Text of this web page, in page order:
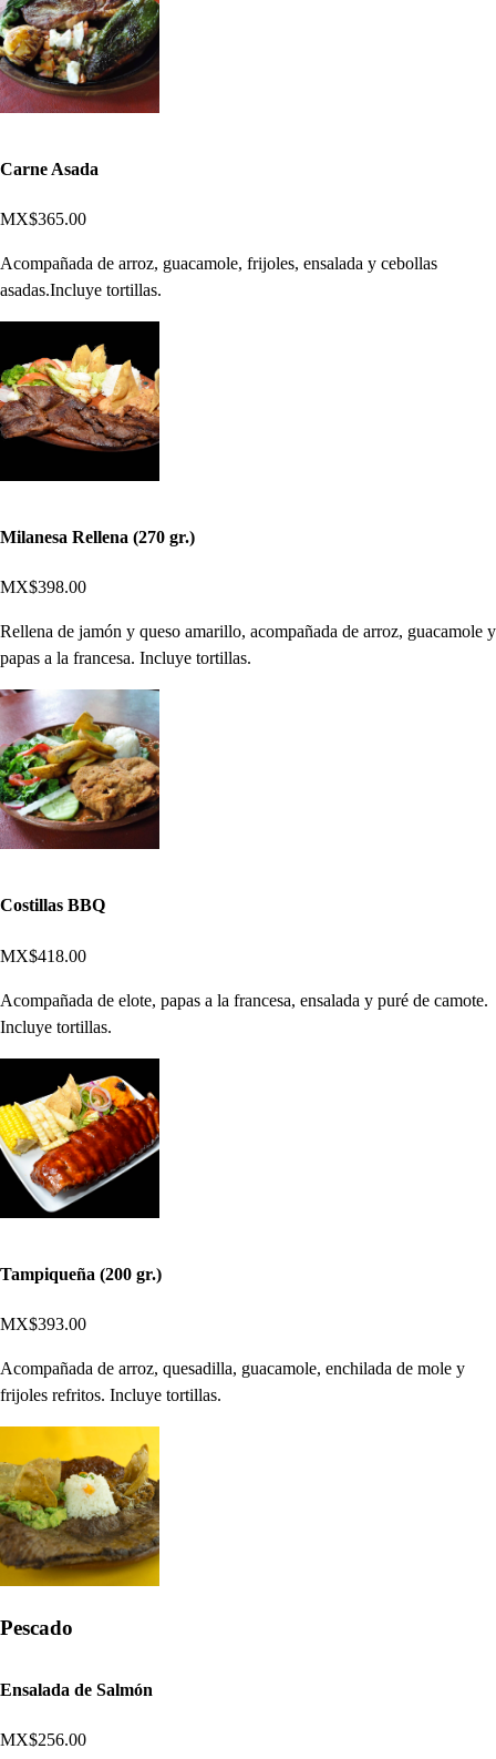
Carne Asada
MX$365.00
Acompañada de arroz, guacamole, frijoles, ensalada y cebollas
asadas.Incluye tortillas.
Milanesa Rellena (270 gr.)
MX$398.00
Rellena de jamón y queso amarillo, acompañada de arroz, guacamole y
papas a la francesa. Incluye tortillas.
Costillas BBQ
MX$418.00
Acompañada de elote, papas a la francesa, ensalada y puré de camote.
Incluye tortillas.
Tampiqueña (200 gr.)
MX$393.00
Acompañada de arroz, quesadilla, guacamole, enchilada de mole y
frijoles refritos. Incluye tortillas.
Pescado
Ensalada de Salmón
MX$256.00